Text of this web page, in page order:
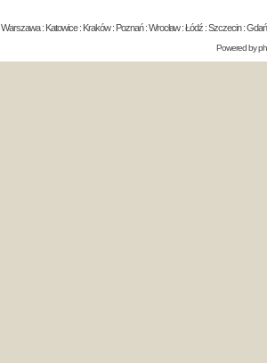
Warszawa : Katowice : Kraków : Poznań : Wrocław : Łódź : Szczecin :
Powered by